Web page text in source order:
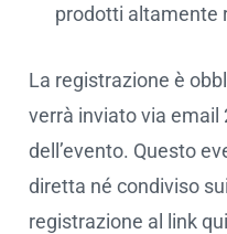
prodotti altamente
La registrazione è
verrà inviato via email
dell’evento. Questo
diretta né condiviso
registrazione al link